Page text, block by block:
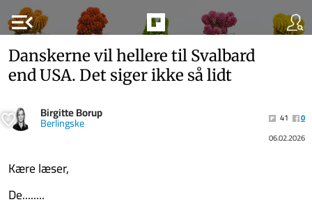
menu_open
Danskerne vil hellere til Svalbard
end USA. Det siger ikke så lidt
Birgitte Borup
Berlingske 41
0
06.02.2026
Kære læser,
De........